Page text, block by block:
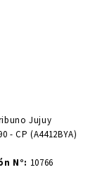
Jujuy
- CP (A4412BYA)
N°: 10766